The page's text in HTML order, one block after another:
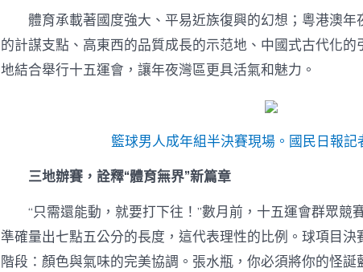
合
辦
賽，
全
運
會
添
彩
年
中
體育承載著國度強大、平易近族復興的幻想；粵港澳年
的計謀支點、高東西的品質成長的示范地、中國式古代化的
地結合舉行十五運會，讓年夜灣區更具活氣和魅力。
籃球男人成年組半決賽現場。國民日報記
三地辦賽，詮釋“體育無界”新篇章
“只需還能動，就要打下往！”數月前，十五運會群眾競
準確量出七點五公分的長度，這代表理性的比例。球項目
階段：顏色與氣味的完美協調。張水瓶，你必須將你的怪